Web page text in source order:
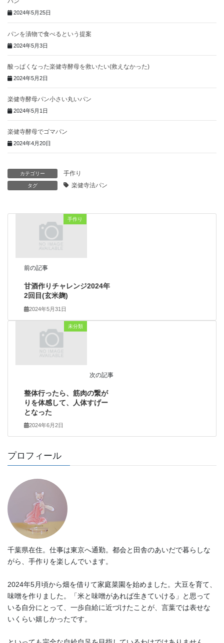
2024年5月25日
パンを漬物で食べるという提案
2024年5月3日
酸っぱくなった楽健寺酵母を救いたい(救えなかった)
2024年5月2日
楽健寺酵母パン小さい丸いパン
2024年5月1日
楽健寺酵母でゴマパン
2024年4月20日
カテゴリー 手作り
タグ 楽健寺法パン
手作り
前の記事
甘酒作りチャレンジ2024年
2回目(玄米麹)
2024年5月31日
未分類
次の記事
整体行ったら、筋肉の繋が
りを体感して、人体すげー
となった
2024年6月2日
プロフィール
千葉県在住。仕事は東京へ通勤。都会と田舎のあいだで暮らしな
がら、手作りを楽しんでいます。
2024年5月頃から畑を借りて家庭菜園を始めました。大豆を育て、
味噌を作りました。「米と味噌があれば生きていける」と思って
いる自分にとって、一歩自給に近づけたことが、言葉では表せな
いくらい嬉しかったです。